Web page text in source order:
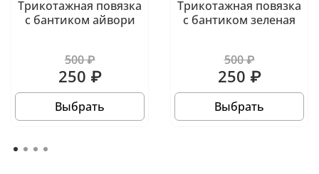
Трикотажная повязка
с бантиком айвори
500 ₽
250 ₽
Выбрать
Трикотажная повязка
с бантиком зеленая
500 ₽
250 ₽
Выбрать